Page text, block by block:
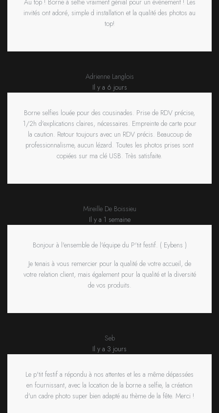
invités ont adoré, simple d installation et la qualité des photos au
top!
Adrienne Langlois
Il y a 6 jours
Borne selfies louée pour des cousinades. Prise de RDV précise,
1/2h d'explications claires, nécessaires. Empreinte de carte pour
la caution. Retour toujours avec un RDV précis. Beaucoup de
professionnalisme, aucun lézard. Toutes les photos prises sont
copiées sur ma clé USB. Très satisfaite.
Mireille De Boissieu
Il y a 1 semaine
Bonjour à l'ensemble de l'équipe du P'tit festif. ( Eybens )
Je tenais à vous remercier pour la qualité de votre accueil, de
votre relation client, mais également pour la qualité et la diversité
de vos produits.
Seb
Il y a 3 jours
Le p'tit festif a répondu à nos attentes et les a même dépassées
en fournissant, avec la location de la borne a selfie, la création
d'un cadre photo super bien adapté au thème de la fête. Merci !